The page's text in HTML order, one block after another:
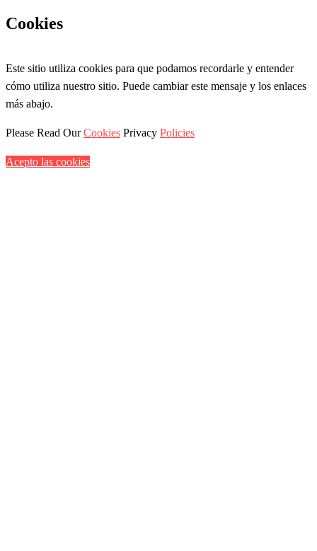
Cookies
Este sitio utiliza cookies para que podamos recordarle y entender
cómo utiliza nuestro sitio. Puede cambiar este mensaje y los enlaces
más abajo.
Please Read OurCookies Privacy Policies
Acepto las cookies